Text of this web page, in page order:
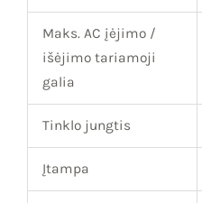
Maks. AC įėjimo /
išėjimo tariamoji
galia
Tinklo jungtis
Įtampa